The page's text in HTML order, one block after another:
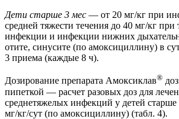
Дети старше 3 мес — от 20 мг/кг при
средней тяжести течения до 40 мг/кг при
инфекции и инфекции нижних
отите, синусите (по амоксициллину) в
3 приема (каждые 8 ч).
Дозирование препарата Амоксиклав®
пипеткой — расчет разовых доз для
среднетяжелых инфекций у детей старше
мг/кг/сут (по амоксициллину) (табл. 4).